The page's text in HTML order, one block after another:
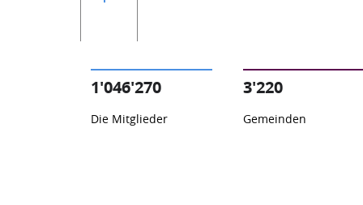
1'046'270
Die Mitglieder
3'220
Gemeinden